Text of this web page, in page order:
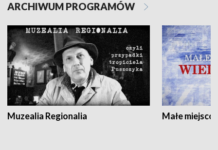
ARCHIWUM PROGRAMÓW
Muzealia Regionalia Małe